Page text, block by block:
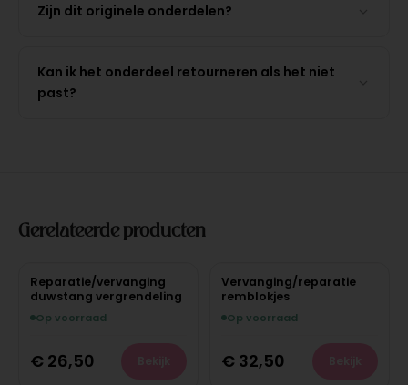
Zijn dit originele onderdelen?
Kan ik het onderdeel retourneren als het niet
past?
Gerelateerde producten
Reparatie/vervanging
duwstang vergrendeling
Op voorraad
€ 26,50
Vervanging/reparatie
remblokjes
Op voorraad
€ 32,50